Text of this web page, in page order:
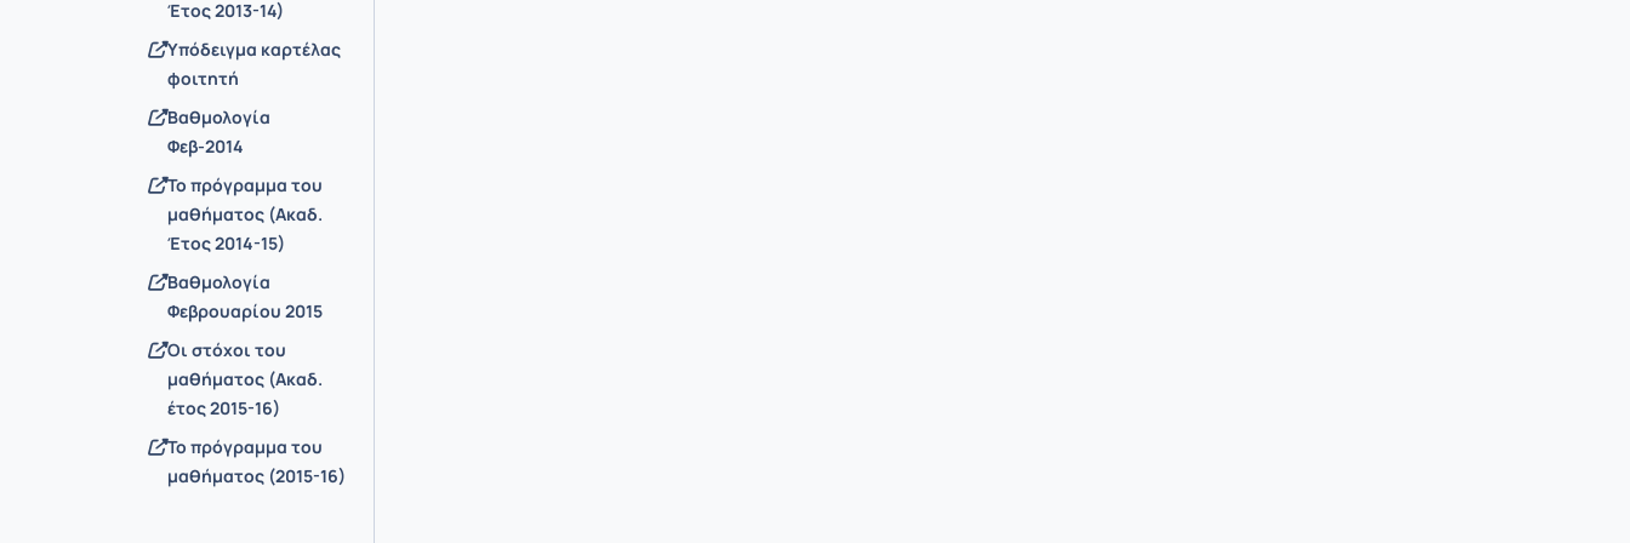
Έτος 2013-14)
Υπόδειγμα καρτέλας
φοιτητή
Βαθμολογία
Φεβ-2014
Το πρόγραμμα του
μαθήματος (Ακαδ.
Έτος 2014-15)
Βαθμολογία
Φεβρουαρίου 2015
Οι στόχοι του
μαθήματος (Ακαδ.
έτος 2015-16)
Το πρόγραμμα του
μαθήματος (2015-16)